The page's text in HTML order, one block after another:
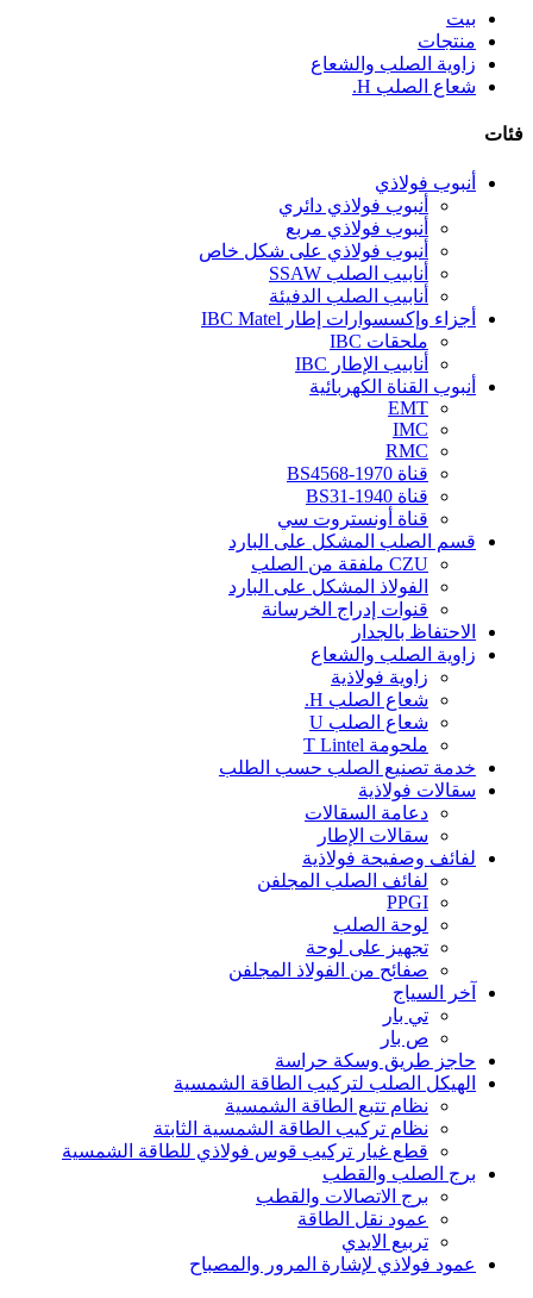
بيت
منتجات
زاوية الصلب والشعاع
شعاع الصلب H.
فئات
أنبوب فولاذي
أنبوب فولاذي دائري
أنبوب فولاذي مربع
أنبوب فولاذي على شكل خاص
أنابيب الصلب SSAW
أنابيب الصلب الدفيئة
أجزاء وإكسسوارات إطار IBC Matel
ملحقات IBC
أنابيب الإطار IBC
أنبوب القناة الكهربائية
EMT
IMC
RMC
قناة BS4568-1970
قناة BS31-1940
قناة أونستروت سي
قسم الصلب المشكل على البارد
CZU ملفقة من الصلب
الفولاذ المشكل على البارد
قنوات إدراج الخرسانة
الاحتفاظ بالجدار
زاوية الصلب والشعاع
زاوية فولاذية
شعاع الصلب H.
شعاع الصلب U
ملحومة T Lintel
خدمة تصنيع الصلب حسب الطلب
سقالات فولاذية
دعامة السقالات
سقالات الإطار
لفائف وصفيحة فولاذية
لفائف الصلب المجلفن
PPGI
لوحة الصلب
تجهيز على لوحة
صفائح من الفولاذ المجلفن
آخر السياج
تي بار
ص بار
حاجز طريق وسكة حراسة
الهيكل الصلب لتركيب الطاقة الشمسية
نظام تتبع الطاقة الشمسية
نظام تركيب الطاقة الشمسية الثابتة
قطع غيار تركيب قوس فولاذي للطاقة الشمسية
برج الصلب والقطب
برج الاتصالات والقطب
عمود نقل الطاقة
تربيع الايدي
عمود فولاذي لإشارة المرور والمصباح